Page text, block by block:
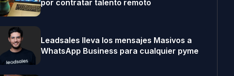
por contratar talento remoto
Leadsales lleva los mensajes Masivos a
WhatsApp Business para cualquier pyme